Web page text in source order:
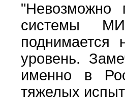
"Невозможно
системы
поднимается
уровень.
именно в
тяжелых